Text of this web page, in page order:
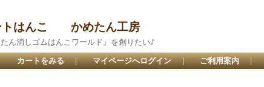
トはんこ かめたん工房
ん消しゴムはんこワールド』を創りたい♪
カートをみる ｜ マイページへログイン ｜ ご利用案内 ｜